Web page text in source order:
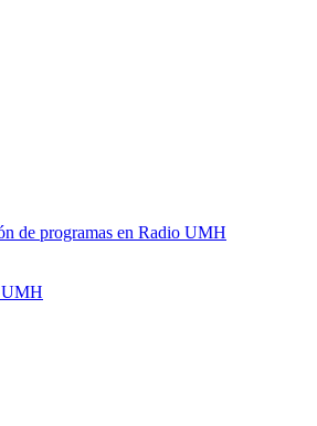
de programas en Radio UMH
UMH